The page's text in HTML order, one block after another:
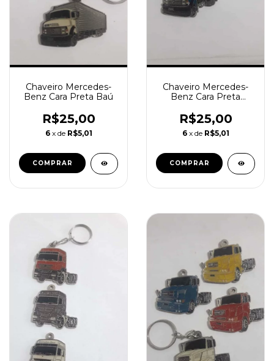
Chaveiro Mercedes-
Benz Cara Preta Baú
R$25,00
6 x de R$5,01
Chaveiro Mercedes-
Benz Cara Preta
R$25,00
6 x de R$5,01